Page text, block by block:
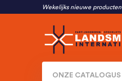
Wekelijks nieuwe producten
ONZE CATALOGUS